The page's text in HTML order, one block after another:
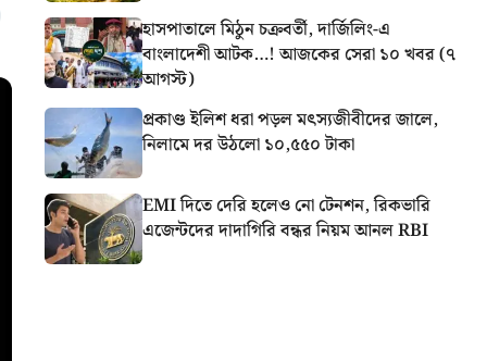
হাসপাতালে মিঠুন চক্রবর্তী, দার্জিলিং-এ
বাংলাদেশী আটক…! আজকের সেরা ১০ খবর (৭
আগস্ট)
প্রকাণ্ড ইলিশ ধরা পড়ল মৎস্যজীবীদের জালে,
নিলামে দর উঠলো ১০,৫৫০ টাকা
EMI দিতে দেরি হলেও নো টেনশন, রিকভারি
এজেন্টদের দাদাগিরি বন্ধর নিয়ম আনল RBI